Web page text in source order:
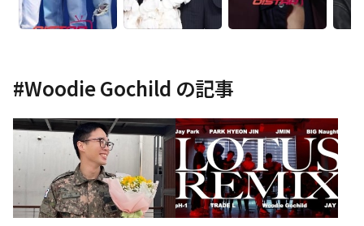
#Woodie Gochild の記事